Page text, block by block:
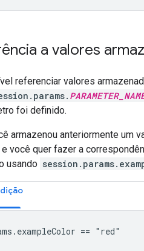
a valores
referenciar valores
foi definido.
armazenou anteriormente
e você quer fazer a
usando
== "red"